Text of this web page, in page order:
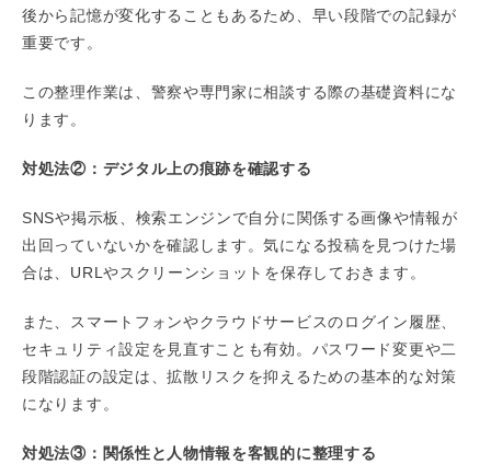
後から記憶が変化することもあるため、早い段階での記録が
重要です。
この整理作業は、警察や専門家に相談する際の基礎資料にな
ります。
対処法②：デジタル上の痕跡を確認する
SNSや掲示板、検索エンジンで自分に関係する画像や情報が
出回っていないかを確認します。気になる投稿を見つけた場
合は、URLやスクリーンショットを保存しておきます。
また、スマートフォンやクラウドサービスのログイン履歴、
セキュリティ設定を見直すことも有効。パスワード変更や二
段階認証の設定は、拡散リスクを抑えるための基本的な対策
になります。
対処法③：関係性と人物情報を客観的に整理する